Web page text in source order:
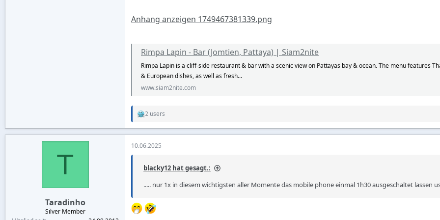
Anhang anzeigen 1749467381339.png
Rimpa Lapin - Bar (Jomtien, Pattaya) | Siam2nite
Rimpa Lapin is a cliff-side restaurant & bar with a scenic view on Pattayas bay & ocean. The menu features
& European dishes, as well as fresh...
www.siam2nite.com
R
a
t
2 users
T
Taradinho
Silver Member
10.06.2025
blacky12 hat gesagt.:
..... nur 1x in diesem wichtigsten aller Momente das mobile phone einmal 1h30 ausgeschaltet lassen